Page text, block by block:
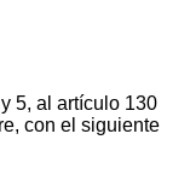
5, al artículo 130
con el siguiente